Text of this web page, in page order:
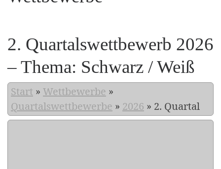
2. Quartalswettbewerb 2026
– Thema: Schwarz / Weiß
Start » Wettbewerbe »
Quartalswettbewerbe » 2026 » 2. Quartal